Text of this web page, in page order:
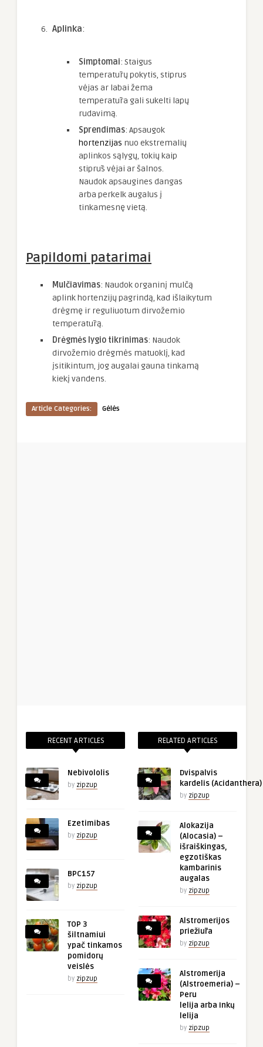
Aplinka:
Simptomai: Staigus
temperatūrų pokytis, stiprus
vėjas ar labai žema
temperatūra gali sukelti lapų
rudavimą.
Sprendimas: Apsaugok
hortenzijas nuo ekstremalių
aplinkos sąlygų, tokių kaip
stiprūs vėjai ar šalnos.
Naudok apsaugines dangas
arba perkelk augalus į
tinkamesnę vietą.
Papildomi patarimai
Mulčiavimas: Naudok organinį mulčą
aplink hortenzijų pagrindą, kad išlaikytum
drėgmę ir reguliuotum dirvožemio
temperatūrą.
Drėgmės lygio tikrinimas: Naudok
dirvožemio drėgmės matuoklį, kad
įsitikintum, jog augalai gauna tinkamą
kiekį vandens.
Article Categories: Gėlės
RECENT ARTICLES
Nebivololis
by zipzup
Ezetimibas
by zipzup
BPC157
by zipzup
TOP 3
šiltnamiui
ypač tinkamos
pomidorų
veislės
by zipzup
RELATED ARTICLES
Dvispalvis
kardelis (Acidanthera)
by zipzup
Alokazija
(Alocasia) –
išraiškingas,
egzotiškas
kambarinis
augalas
by zipzup
Alstromerijos
priežiūra
by zipzup
Alstromerija
(Alstroemeria) –
Peru
lelija arba Inkų
lelija
by zipzup